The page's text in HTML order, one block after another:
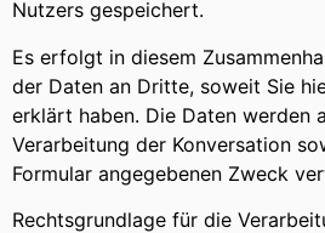
Nutzers gespeichert.
Es erfolgt in diesem
der Daten an Dritte, soweit Sie
erklärt haben. Die Daten werden
Verarbeitung der Konversation
Formular angegebenen Zweck
Rechtsgrundlage für die